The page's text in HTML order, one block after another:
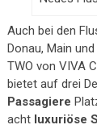
Auch bei den
Donau, Main
TWO von VIVA
bietet auf drei
Passagiere
achtluxuriöse